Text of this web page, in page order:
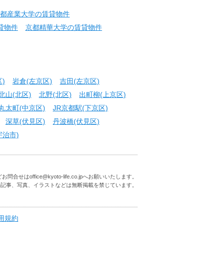
産業大学の賃貸物件
物件
京都精華大学の賃貸物件
) 岩倉(左京区)
吉田(左京区)
山(北区) 北野(北区)
出町柳(上京区)
太町(中京区)
JR京都駅(下京区)
深草(伏見区)
丹波橋(伏見区)
治市)
問合せはoffice@kyoto-life.co.jpへお願いいたします。
事、写真、イラストなどは無断掲載を禁じています。
規約